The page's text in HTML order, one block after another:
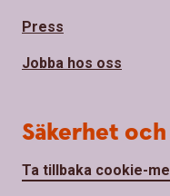
Press
Jobba hos oss
Säkerhet
Ta tillbaka cookie-